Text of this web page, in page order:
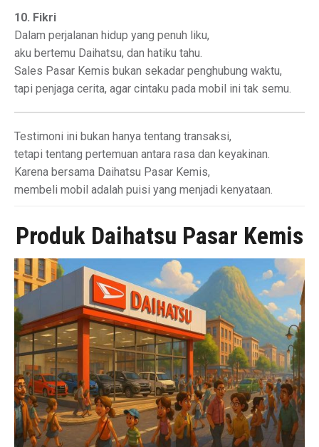
10. Fikri
Dalam perjalanan hidup yang penuh liku,
aku bertemu Daihatsu, dan hatiku tahu.
Sales Pasar Kemis bukan sekadar penghubung waktu,
tapi penjaga cerita, agar cintaku pada mobil ini tak semu.
Testimoni ini bukan hanya tentang transaksi,
tetapi tentang pertemuan antara rasa dan keyakinan.
Karena bersama Daihatsu Pasar Kemis,
membeli mobil adalah puisi yang menjadi kenyataan.
Produk Daihatsu Pasar Kemis